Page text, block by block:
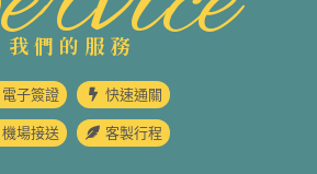
我們的服務
電子簽證 快速通關
機場接送 客製行程